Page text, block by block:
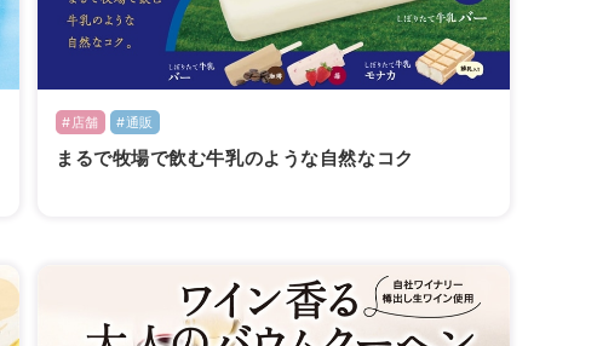
#店舗 #通販
まるで牧場で飲む牛乳のような自然なコク